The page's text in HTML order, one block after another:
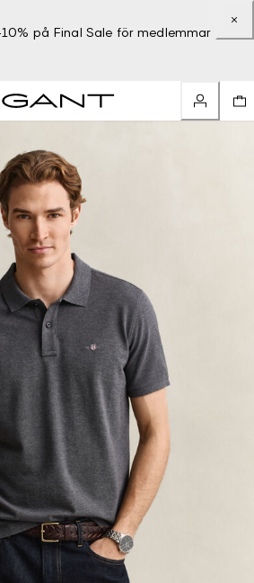
på Final Sale för medlemmar